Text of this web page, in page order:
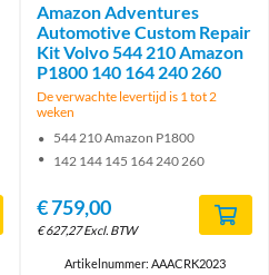
Amazon Adventures
Automotive Custom Repair
Kit Volvo 544 210 Amazon
P1800 140 164 240 260
De verwachte levertijd is 1 tot 2
weken
544 210 Amazon P1800
142 144 145 164 240 260
€759,00
€627,27 Excl. BTW
Artikelnummer: AAACRK2023